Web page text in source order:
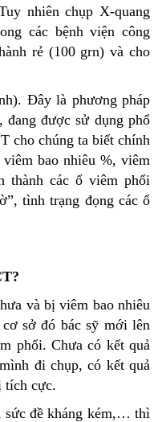
nhiên chụp X-quang
các bệnh viện công
rẻ (100 grn) và cho
Đây là phương pháp
đang được sử dụng phổ
cho chúng ta biết chính
bao nhiêu %, viêm
thành các ổ viêm phổi
tình trạng đọng các ổ
và bị viêm bao nhiêu
sở đó bác sỹ mới lên
phổi. Chưa có kết quả
đi chụp, có kết quả
tích cực.
đề kháng kém,… thì